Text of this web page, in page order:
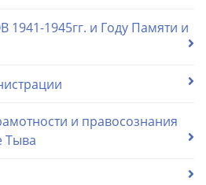
1941-1945гг. и Году Памяти и
и правосознания
Тыва